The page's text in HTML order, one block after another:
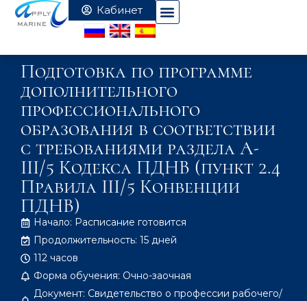
Подготовка по программе
дополнительного
профессионального
образования в соответствии
с требованиями раздела A-
III/5 Кодекса ПДНВ (пункт 2.4
Правила III/5 Конвенции
ПДНВ)
Начало: Расписание готовится
Продолжительность: 15 дней
112 часов
Форма обучения: Очно-заочная
Документ: Свидетельство о профессии рабочего/